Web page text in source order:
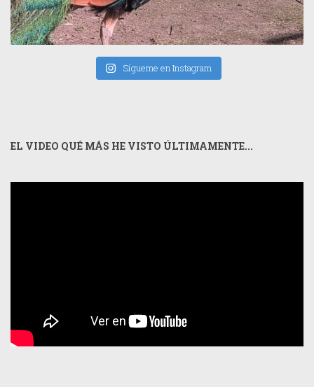
Sígueme en Instagram
EL VIDEO QUÉ MÁS HE VISTO ÚLTIMAMENTE...